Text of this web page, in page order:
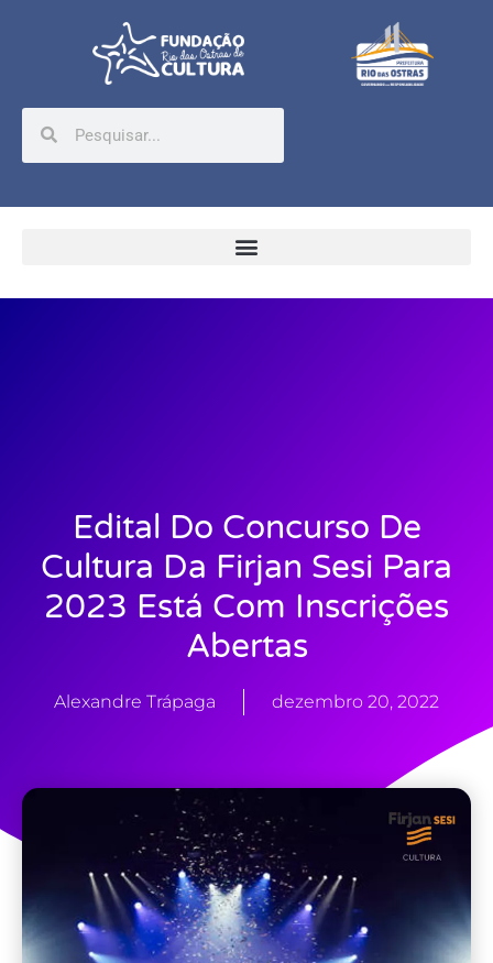
Edital Do Concurso De
Cultura Da Firjan Sesi Para
2023 Está Com Inscrições
Abertas
Alexandre Trápaga dezembro 20, 2022